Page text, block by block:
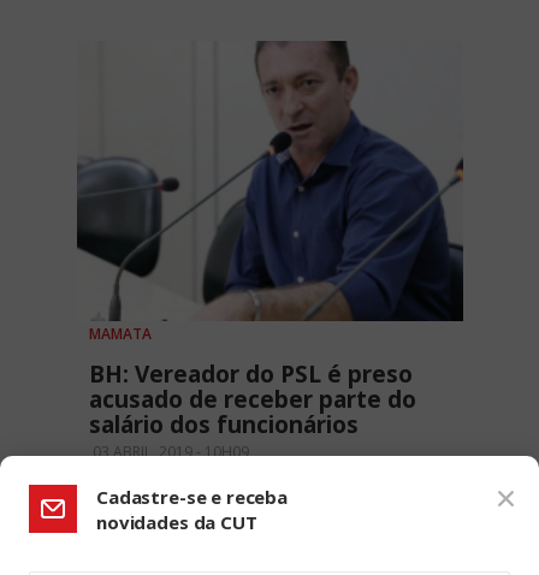
MAMATA
BH: Vereador do PSL é preso
acusado de receber parte do
salário dos funcionários
03 ABRIL, 2019 - 10H09
Cadastre-se e receba
novidades da CUT